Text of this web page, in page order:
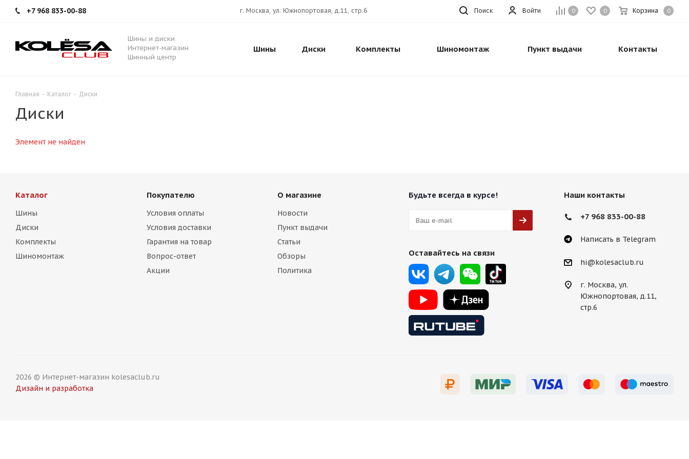
+7 968 833-00-88 0 0 Корзина 0
Войти
г. Москва, ул. Южнопортовая, д.11, стр.6 Поиск
Шины и диски
Интернет-магазин
Шинный центр
Шины Диски Комплекты Шиномонтаж Пункт выдачи Контакты
Главная - Каталог - Диски
Диски
Элемент не найден
Каталог
Шины
Диски
Комплекты
Шиномонтаж
Покупателю
Условия оплаты
Условия доставки
Гарантия на товар
Вопрос-ответ
Акции
О магазине
Новости
Пункт выдачи
Статьи
Обзоры
Политика
Будьте всегда в курсе!
Оставайтесь на связи
Наши контакты
+7 968 833-00-88
Написать в Telegram
hi@kolesaclub.ru
г. Москва, ул.
Южнопортовая, д.11,
стр.6
2026 © Интернет-магазин kolesaclub.ru
Дизайн и разработка